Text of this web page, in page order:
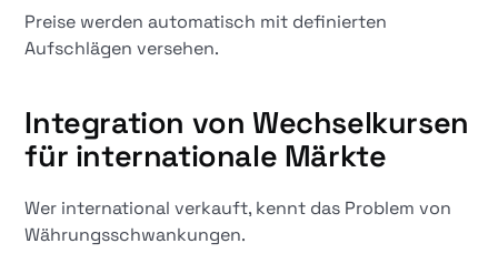
Preise werden automatisch mit definierten
Aufschlägen versehen.
Integration von Wechselkursen
für internationale Märkte
Wer international verkauft, kennt das Problem von
Währungsschwankungen.